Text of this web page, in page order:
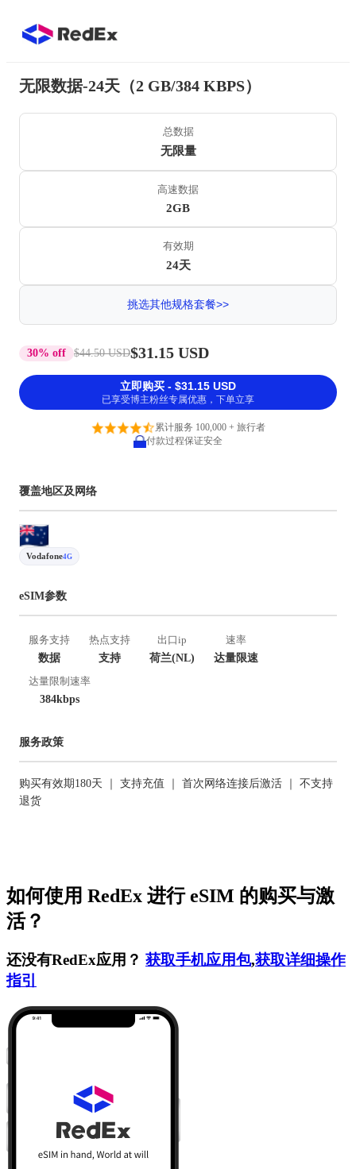
无限数据-24天（2 GB/384 KBPS）
总数据
无限量
高速数据
2GB
有效期
24天
挑选其他规格套餐>>
30% off $44.50 USD$31.15 USD
立即购买 - $31.15 USD
已享受博主粉丝专属优惠，下单立享
累计服务 100,000 + 旅行者
付款过程保证安全
覆盖地区及网络
Vodafone4G
eSIM参数
服务支持
数据
热点支持
支持
出口ip
荷兰(NL)
速率
达量限速
达量限制速率
384kbps
服务政策
购买有效期180天 ｜ 支持充值 ｜ 首次网络连接后激活 ｜ 不支持
退货
如何使用 RedEx 进行 eSIM 的购买与激
活？
还没有RedEx应用？ 获取手机应用包,获取详细操作
指引